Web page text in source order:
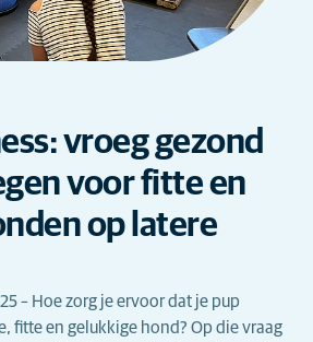
vroeg gezond
voor fitte en
op latere
– Hoe zorg je ervoor dat je pup
fitte en gelukkige hond? Op die vraag